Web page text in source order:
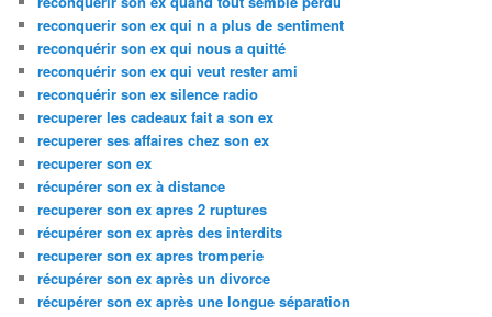
reconquerir son ex qui n a plus de sentiment
reconquérir son ex qui nous a quitté
reconquérir son ex qui veut rester ami
reconquérir son ex silence radio
recuperer les cadeaux fait a son ex
recuperer ses affaires chez son ex
recuperer son ex
récupérer son ex à distance
recuperer son ex apres 2 ruptures
récupérer son ex après des interdits
recuperer son ex apres tromperie
récupérer son ex après un divorce
récupérer son ex après une longue séparation